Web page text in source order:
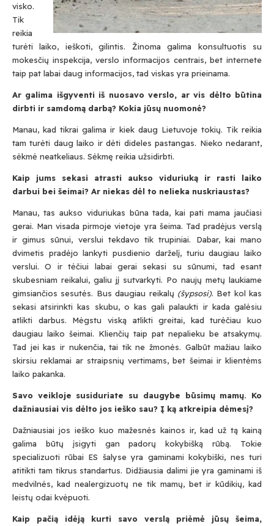
visko.
Tik
reikia
turėti laiko, ieškoti, gilintis. Žinoma galima konsultuotis su
mokesčių inspekcija, verslo informacijos centrais, bet internete
taip pat labai daug informacijos, tad viskas yra prieinama.
Ar galima išgyventi iš nuosavo verslo, ar vis dėlto būtina
dirbti ir samdomą darbą? Kokia jūsų nuomonė?
Manau, kad tikrai galima ir kiek daug Lietuvoje tokių. Tik reikia
tam turėti daug laiko ir dėti dideles pastangas. Nieko nedarant,
sėkmė neatkeliaus. Sėkmę reikia užsidirbti.
Kaip jums sekasi atrasti aukso viduriuką ir rasti laiko
darbui bei šeimai? Ar niekas dėl to nelieka nuskriaustas?
Manau, tas aukso viduriukas būna tada, kai pati mama jaučiasi
gerai. Man visada pirmoje vietoje yra šeima. Tad pradėjus verslą
ir gimus sūnui, verslui tekdavo tik trupiniai. Dabar, kai mano
dvimetis pradėjo lankyti pusdienio darželį, turiu daugiau laiko
verslui. O ir tėčiui labai gerai sekasi su sūnumi, tad esant
skubesniam reikalui, galiu jį sutvarkyti. Po naujų metų laukiame
gimsiančios sesutės. Bus daugiau reikalų (šypsosi). Bet kol kas
sekasi atsirinkti kas skubu, o kas gali palaukti ir kada galėsiu
atlikti darbus. Mėgstu viską atlikti greitai, kad turėčiau kuo
daugiau laiko šeimai. Klienčių taip pat nepalieku be atsakymų.
Tad jei kas ir nukenčia, tai tik ne žmonės. Galbūt mažiau laiko
skirsiu reklamai ar straipsnių vertimams, bet šeimai ir klientėms
laiko pakanka.
Savo veikloje susiduriate su daugybe būsimų mamų. Ko
dažniausiai vis dėlto jos ieško sau? Į ką atkreipia dėmesį?
Dažniausiai jos ieško kuo mažesnės kainos ir, kad už tą kainą
galima būtų įsigyti gan padorų kokybišką rūbą. Tokie
specializuoti rūbai ES šalyse yra gaminami kokybiški, nes turi
atitikti tam tikrus standartus. Didžiausia dalimi jie yra gaminami iš
medvilnės, kad nealergizuotų ne tik mamų, bet ir kūdikių, kad
leistų odai kvėpuoti.
Kaip pačią idėją kurti savo verslą priėmė jūsų šeima,